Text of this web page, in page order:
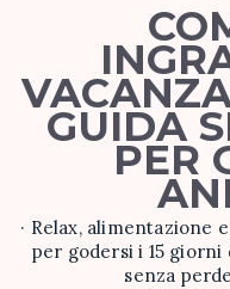
GUIDA
PER
· Relax, alimentazione
per godersi i 15 giorni
senza